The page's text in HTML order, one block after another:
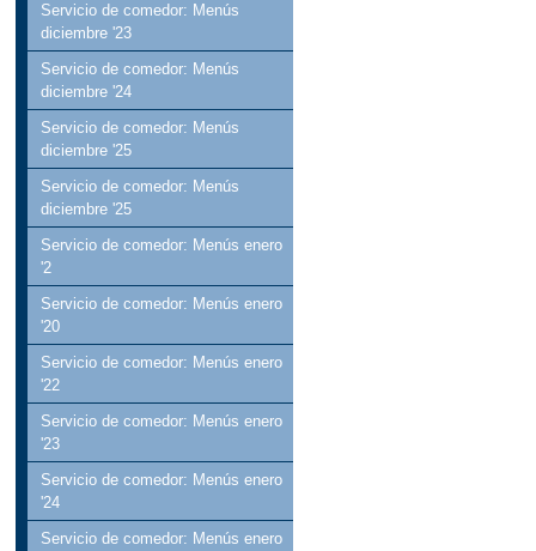
Servicio de comedor: Menús
diciembre '23
Servicio de comedor: Menús
diciembre '24
Servicio de comedor: Menús
diciembre '25
Servicio de comedor: Menús
diciembre '25
Servicio de comedor: Menús enero
'2
Servicio de comedor: Menús enero
'20
Servicio de comedor: Menús enero
'22
Servicio de comedor: Menús enero
'23
Servicio de comedor: Menús enero
'24
Servicio de comedor: Menús enero